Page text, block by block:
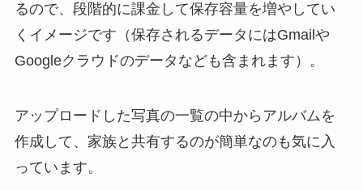
るので、段階的に課金して保存容量を増やしてい
くイメージです（保存されるデータにはGmailや
Googleクラウドのデータなども含まれます）。
アップロードした写真の一覧の中からアルバムを
作成して、家族と共有するのが簡単なのも気に入
っています。